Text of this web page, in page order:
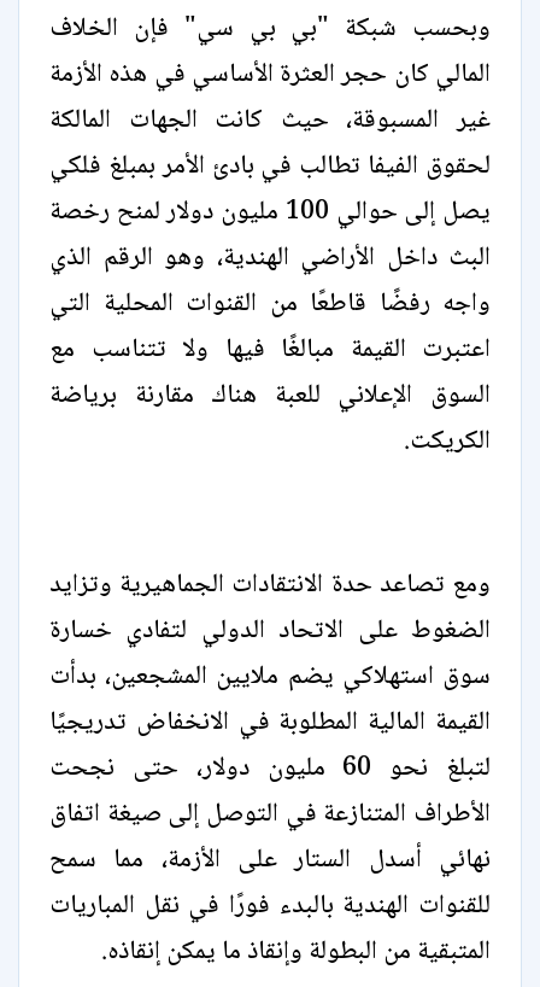
وبحسب شبكة "بي بي سي" فإن الخلاف
المالي كان حجر العثرة الأساسي في هذه الأزمة
غير المسبوقة، حيث كانت الجهات المالكة
لحقوق الفيفا تطالب في بادئ الأمر بمبلغ فلكي
يصل إلى حوالي 100 مليون دولار لمنح رخصة
البث داخل الأراضي الهندية، وهو الرقم الذي
واجه رفضًا قاطعًا من القنوات المحلية التي
اعتبرت القيمة مبالغًا فيها ولا تتناسب مع
السوق الإعلاني للعبة هناك مقارنة برياضة
الكريكت.
ومع تصاعد حدة الانتقادات الجماهيرية وتزايد
الضغوط على الاتحاد الدولي لتفادي خسارة
سوق استهلاكي يضم ملايين المشجعين، بدأت
القيمة المالية المطلوبة في الانخفاض تدريجيًا
لتبلغ نحو 60 مليون دولار، حتى نجحت
الأطراف المتنازعة في التوصل إلى صيغة اتفاق
نهائي أسدل الستار على الأزمة، مما سمح
للقنوات الهندية بالبدء فورًا في نقل المباريات
المتبقية من البطولة وإنقاذ ما يمكن إنقاذه.